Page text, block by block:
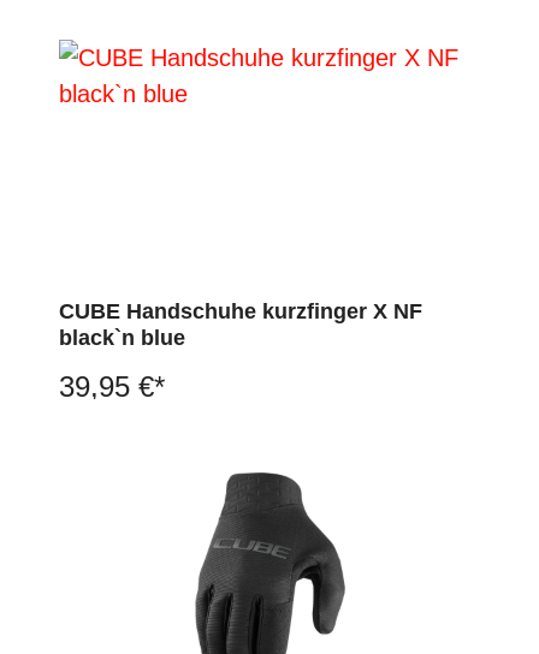
CUBE Handschuhe kurzfinger X NF
black`n blue
39,95 €*